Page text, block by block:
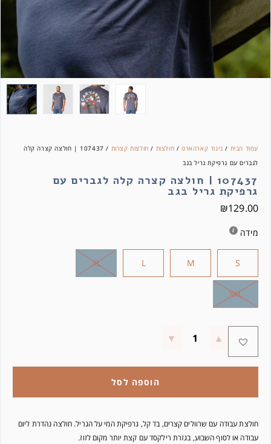
עמוד הבית / ביגוד קארהארט / חולצות / חולצות קצרות
/ 107437 | חולצה קצרה קלה
לגברים עם גרפיקת גריל בגב
107437 | חולצה קצרה קלה לגברים עם
גרפיקת גריל בגב
₪129.00
מידה
S
M
L
XL
XXL
הוספה לסל
חולצת עבודה עם שרוולים קצרים, בד קל, גרפיקת המי על הגריל. חולצה נהדרת ליום
עבודה או לסוף השבוע, בגזרת רילקסד עם קצת יותר מקום לזוז.